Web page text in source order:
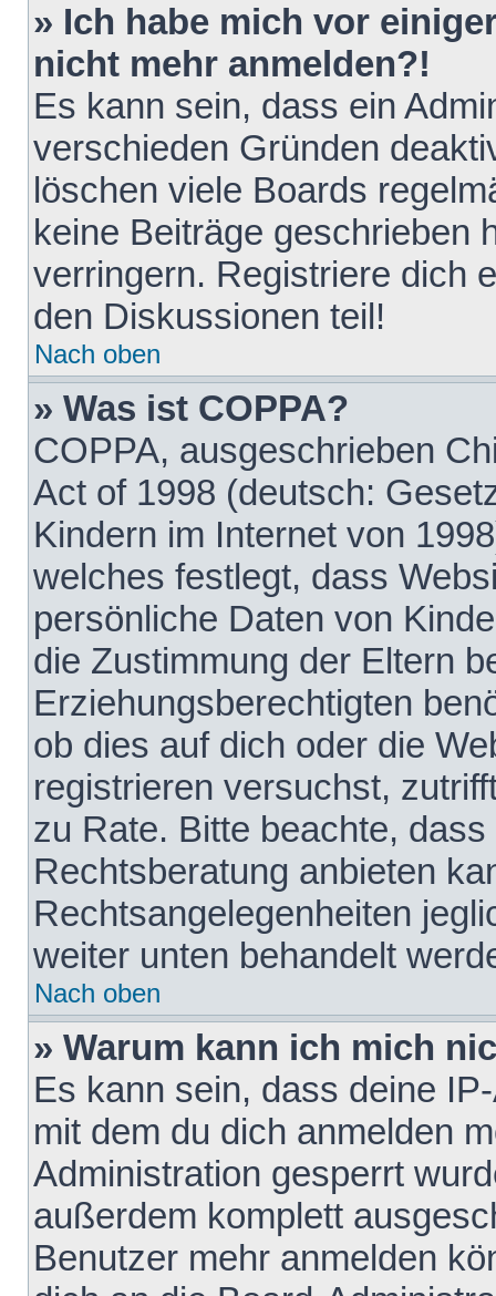
» Ich habe mich vor
nicht mehr anmelden?!
Es kann sein, dass ein
verschieden Gründen
löschen viele Boards
keine Beiträge geschrieben
verringern. Registriere dich
den Diskussionen teil!
Nach oben
» Was ist COPPA?
COPPA, ausgeschrieben
Act of 1998 (deutsch:
Kindern im Internet von
welches festlegt, dass
persönliche Daten von
die Zustimmung der Eltern
Erziehungsberechtigten
ob dies auf dich oder die
registrieren versuchst,
zu Rate. Bitte beachte,
Rechtsberatung anbieten
Rechtsangelegenheiten
weiter unten behandelt
Nach oben
» Warum kann ich mich
Es kann sein, dass deine
mit dem du dich anmelden
Administration gesperrt
außerdem komplett
Benutzer mehr anmelden